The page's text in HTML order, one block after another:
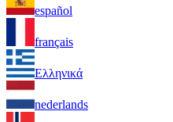
español
français
Ελληνικά
nederlands